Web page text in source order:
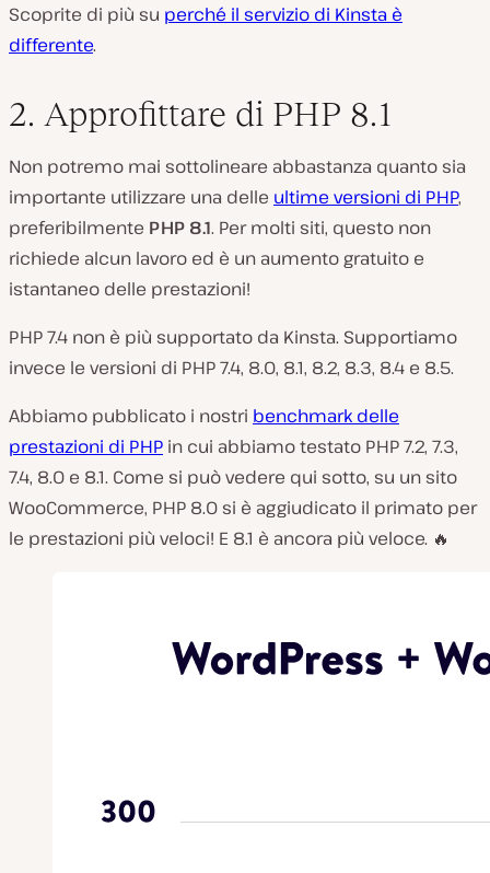
Scoprite di più su perché il servizio di Kinsta è
differente.
2. Approfittare di PHP 8.1
Non potremo mai sottolineare abbastanza quanto sia
importante utilizzare una delle ultime versioni di PHP,
preferibilmente PHP 8.1. Per molti siti, questo non
richiede alcun lavoro ed è un aumento gratuito e
istantaneo delle prestazioni!
PHP 7.4 non è più supportato da Kinsta. Supportiamo
invece le versioni di PHP 7.4, 8.0, 8.1, 8.2, 8.3, 8.4 e 8.5.
Abbiamo pubblicato i nostri benchmark delle
prestazioni di PHP in cui abbiamo testato PHP 7.2, 7.3,
7.4, 8.0 e 8.1. Come si può vedere qui sotto, su un sito
WooCommerce, PHP 8.0 si è aggiudicato il primato per
le prestazioni più veloci! E 8.1 è ancora più veloce. 🔥